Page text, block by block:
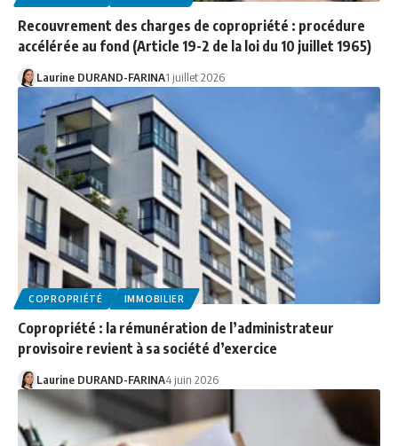
Recouvrement des charges de copropriété : procédure
accélérée au fond (Article 19-2 de la loi du 10 juillet 1965)
Laurine DURAND-FARINA1 juillet 2026
COPROPRIÉTÉ IMMOBILIER
Copropriété : la rémunération de l’administrateur
provisoire revient à sa société d’exercice
Laurine DURAND-FARINA4 juin 2026